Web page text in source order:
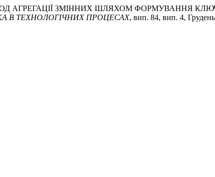
АГРЕГАЦІЇ ЗМІННИХ ШЛЯХОМ ФОРМУВАННЯ
В ТЕХНОЛОГІЧНИХ ПРОЦЕСАХ, вип. 84, вип. 4,